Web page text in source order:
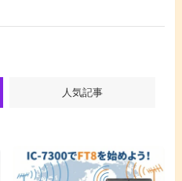
人気記事